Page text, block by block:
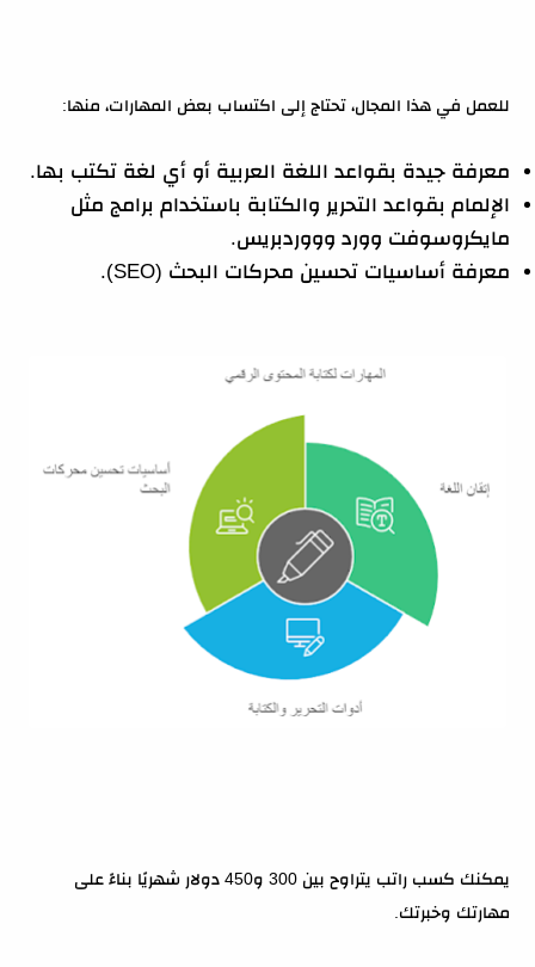
للعمل في هذا المجال، تحتاج إلى اكتساب بعض المهارات، منها:
معرفة جيدة بقواعد اللغة العربية أو أي لغة تكتب بها.
الإلمام بقواعد التحرير والكتابة باستخدام برامج مثل
مايكروسوفت وورد وووردبريس.
معرفة أساسيات تحسين محركات البحث (SEO).
يمكنك كسب راتب يتراوح بين 300 و450 دولار شهريًا بناءً على
مهارتك وخبرتك.